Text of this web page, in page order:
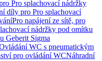
Pro splachovací nádržky
díly pro Pro splachovací
Pro napájení ze sítě, pro
nádržky pod omítku
Geberit Sigma
WC s pneumatickým
pro ovládání WCNáhradní